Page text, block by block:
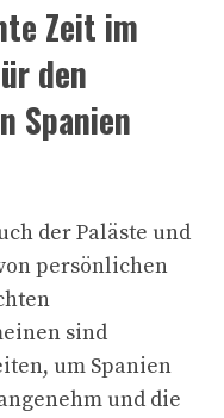
Zeit im
den
Spanien
der Paläste und
persönlichen
sind
um Spanien
und die